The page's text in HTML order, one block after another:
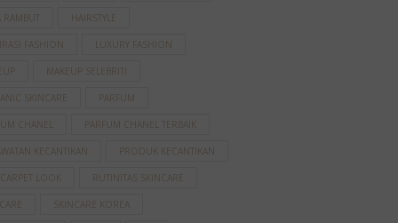
RAMBUT HAIRSTYLE
FASHION LUXURY FASHION
MAKEUP SELEBRITI
SKINCARE PARFUM
CHANEL PARFUM CHANEL TERBAIK
KECANTIKAN PRODUK KECANTIKAN
LOOK RUTINITAS SKINCARE
SKINCARE KOREA